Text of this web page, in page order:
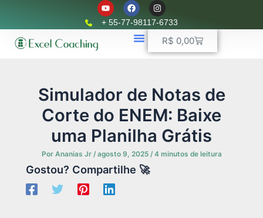
conteúdo
Y
o
u
t
F
a
c
e
b
o
I
n
s
t
r
+ 55-77-98117-6733
R$ 0,00Carrinho
Simulador de Notas de
Corte do ENEM: Baixe
uma Planilha Grátis
Por Ananias Jr /agosto 9, 2025 /4 minutos de leitura
Gostou? Compartilhe 🚀